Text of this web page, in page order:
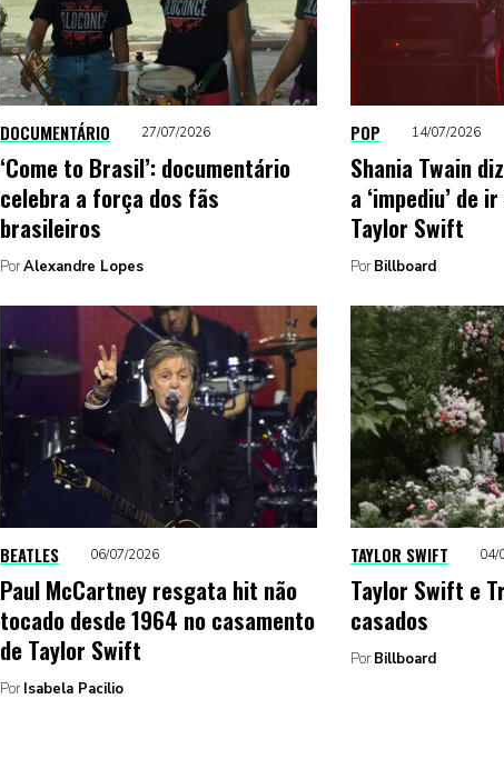
DOCUMENTÁRIO 27/07/2026
‘Come to Brasil’: documentário
celebra a força dos fãs
brasileiros
PorAlexandre Lopes
POP 14/07/2026
Shania Twain
a ‘impediu’ de
Taylor Swift
Por Billboard
BEATLES 06/07/2026
Paul McCartney resgata hit não
tocado desde 1964 no casamento
de Taylor Swift
Por Isabela Pacilio
TAYLOR SWIFT 04/
Taylor Swift e
casados
Por Billboard